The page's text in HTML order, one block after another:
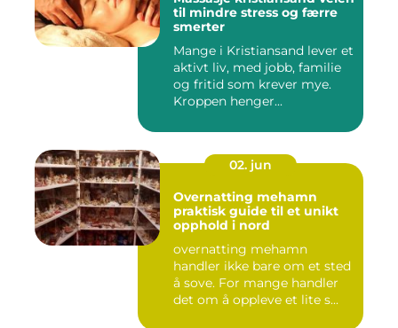
til mindre stress og færre
smerter
Mange i Kristiansand lever et
aktivt liv, med jobb, familie
og fritid som krever mye.
Kroppen henger...
02. jun
Overnatting mehamn
praktisk guide til et unikt
opphold i nord
overnatting mehamn
handler ikke bare om et sted
å sove. For mange handler
det om å oppleve et lite s...